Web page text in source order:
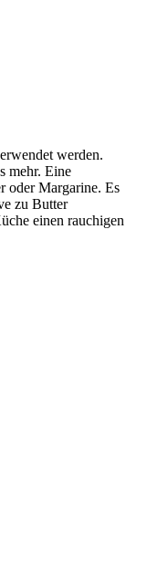
werden.
mehr. Eine
oder Margarine. Es
zu Butter
einen rauchigen